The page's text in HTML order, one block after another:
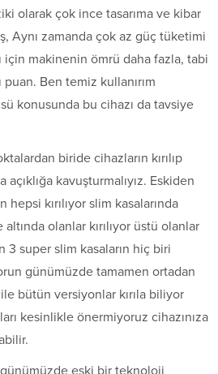
olarak çok ince tasarıma ve kibar
Aynı zamanda çok az güç tüketimi
için makinenin ömrü daha fazla, tabi
puan. Ben temiz kullanırım
konusunda bu cihazı da tavsiye
biride cihazların kırılıp
açıklığa kavuşturmalıyız. Eskiden
hepsi kırılıyor slim kasalarında
olanlar kırılıyor üstü olanlar
3 super slim kasaların hiç biri
günümüzde tamamen ortadan
bütün versiyonlar kırıla biliyor
kesinlikle önermiyoruz cihazınıza
eski bir teknoloji